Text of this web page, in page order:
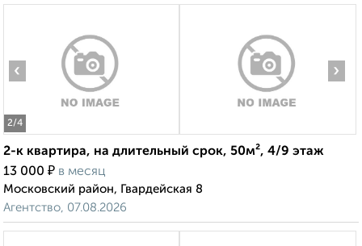
2/4
‹ ›
2-к квартира, на длительный срок, 50м², 4/9 этаж
13 000 ₽ в месяц
Московский район, Гвардейская 8
Агентство, 07.08.2026